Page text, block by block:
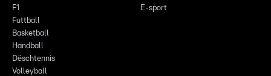
F1
Futtball
Basketball
Handball
Dëschtennis
Volleyball
E-sport